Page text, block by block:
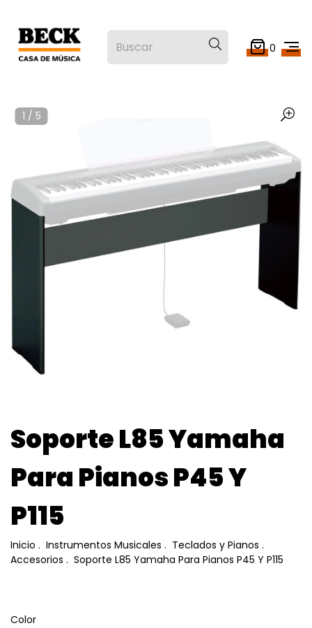
0
Soporte L85 Yamaha
Para Pianos P45 Y
P115
Inicio . Instrumentos Musicales . Teclados y Pianos .
Accesorios . Soporte L85 Yamaha Para Pianos P45 Y P115
Color
1 / 5